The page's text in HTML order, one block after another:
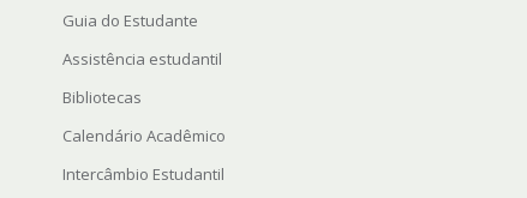
Guia do Estudante
Assistência estudantil
Bibliotecas
Calendário Acadêmico
Intercâmbio Estudantil